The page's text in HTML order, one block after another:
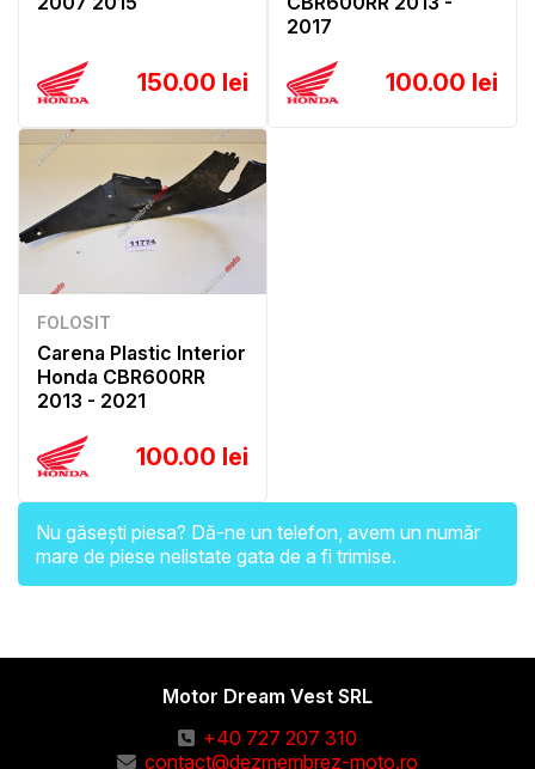
150.00 lei
2017
100.00 lei
FOLOSIT
Carena Plastic Interior
Honda CBR600RR
2013 - 2021
100.00 lei
Nu găsești piesa? Dă-ne un telefon, avem un număr
mare de piese nelistate gata de a fi trimise.
Motor Dream Vest SRL
+40 727 207 310
contact@dezmembrez-moto.ro